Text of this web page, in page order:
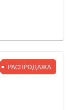
РАСПРОДАЖА